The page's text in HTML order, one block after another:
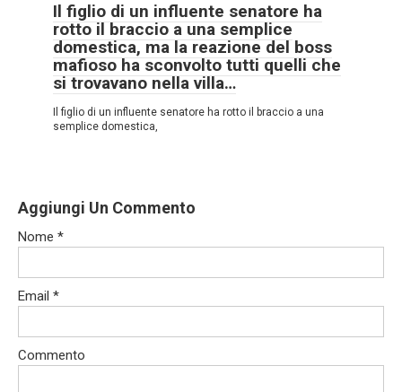
Il figlio di un influente senatore ha
rotto il braccio a una semplice
domestica, ma la reazione del boss
mafioso ha sconvolto tutti quelli che
si trovavano nella villa…
Il figlio di un influente senatore ha rotto il braccio a una
semplice domestica,
Aggiungi Un Commento
Nome *
Email *
Commento